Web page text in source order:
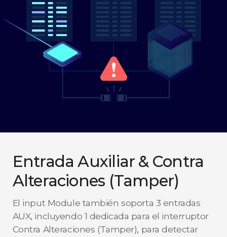
Entrada Auxiliar & Contra
Alteraciones (Tamper)
El input Module también soporta 3 entradas
AUX, incluyendo 1 dedicada para el interruptor
Contra Alteraciones (Tamper), para detectar